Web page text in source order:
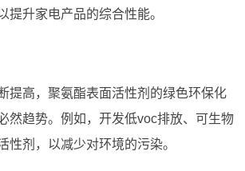
提升家电产品的综合性能。
提高，聚氨酯表面活性剂的绿色环保化
然趋势。例如，开发低voc排放、可生物
性剂，以减少对环境的污染。